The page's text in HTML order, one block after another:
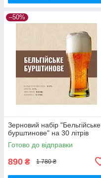
–50%
Зерновий набір "Бельгійське
бурштинове" на 30 літрів
Готово до відправки
890 ₴ 1 780 ₴